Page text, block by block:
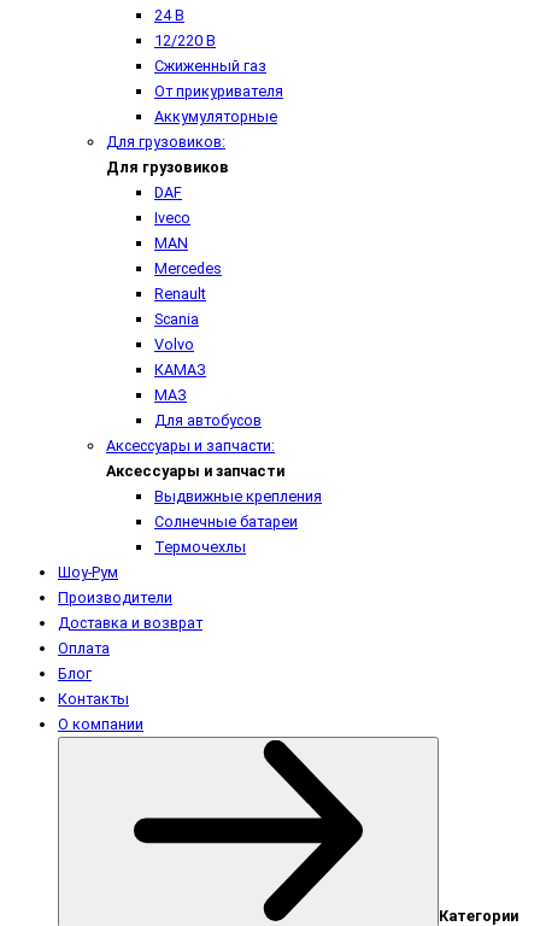
24 В
12/220 В
Сжиженный газ
От прикуривателя
Аккумуляторные
Для грузовиков:
Для грузовиков
DAF
Iveco
MAN
Mercedes
Renault
Scania
Volvo
КАМАЗ
МАЗ
Для автобусов
Аксессуары и запчасти:
Аксессуары и запчасти
Выдвижные крепления
Солнечные батареи
Термочехлы
Шоу-Рум
Производители
Доставка и возврат
Оплата
Блог
Контакты
О компании
Категории